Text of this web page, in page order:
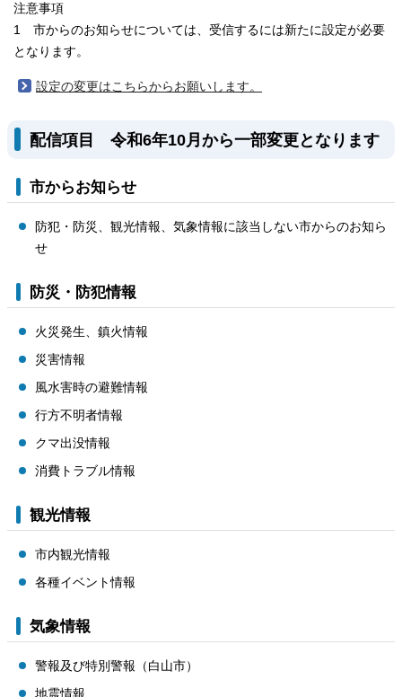
注意事項
1 市からのお知らせについては、受信するには新たに設定が必要
となります。
設定の変更はこちらからお願いします。
配信項目 令和6年10月から一部変更となります
市からお知らせ
防犯・防災、観光情報、気象情報に該当しない市からのお知ら
せ
防災・防犯情報
火災発生、鎮火情報
災害情報
風水害時の避難情報
行方不明者情報
クマ出没情報
消費トラブル情報
観光情報
市内観光情報
各種イベント情報
気象情報
警報及び特別警報（白山市）
地震情報